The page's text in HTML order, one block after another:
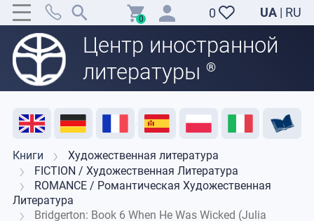
0 UA | RU
Центр иностранной
литературы ®
0
Акция Распродажа Отзывы Поддержка преподавателей
Книги
Художественная литература
FICTION / Художественная Литература
ROMANCE / Романтическая Художественная
Литература
Bridgerton: Book 6 When He Was Wicked (Julia